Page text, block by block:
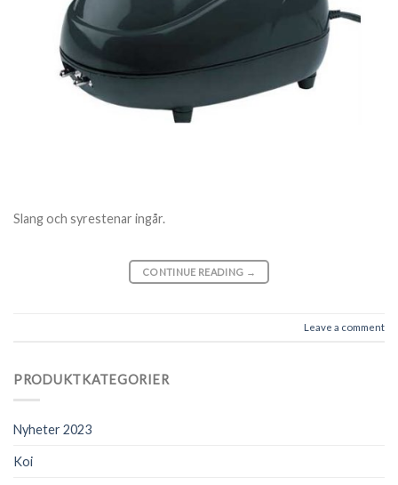
Slang och syrestenar ingår.
CONTINUE READING →
Leave a comment
PRODUKTKATEGORIER
Nyheter 2023
Koi